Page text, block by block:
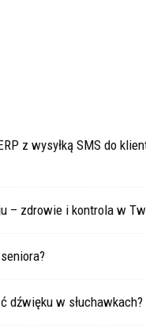
z wysyłką SMS do
– zdrowie i kontrola w
dźwięku w słuchawkach?